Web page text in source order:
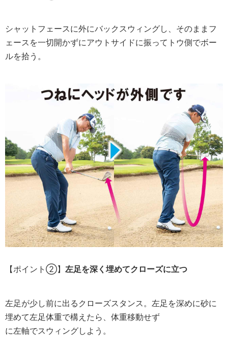
シャットフェースに外にバックスウィングし、そのままフ
ェースを一切開かずにアウトサイドに振ってトウ側でボー
ルを拾う。
【ポイント②】 左足を深く埋めてクローズに立つ
左足が少し前に出るクローズスタンス。左足を深めに砂に
埋めて左足体重で構えたら、体重移動せず
に左軸でスウィングしよう。